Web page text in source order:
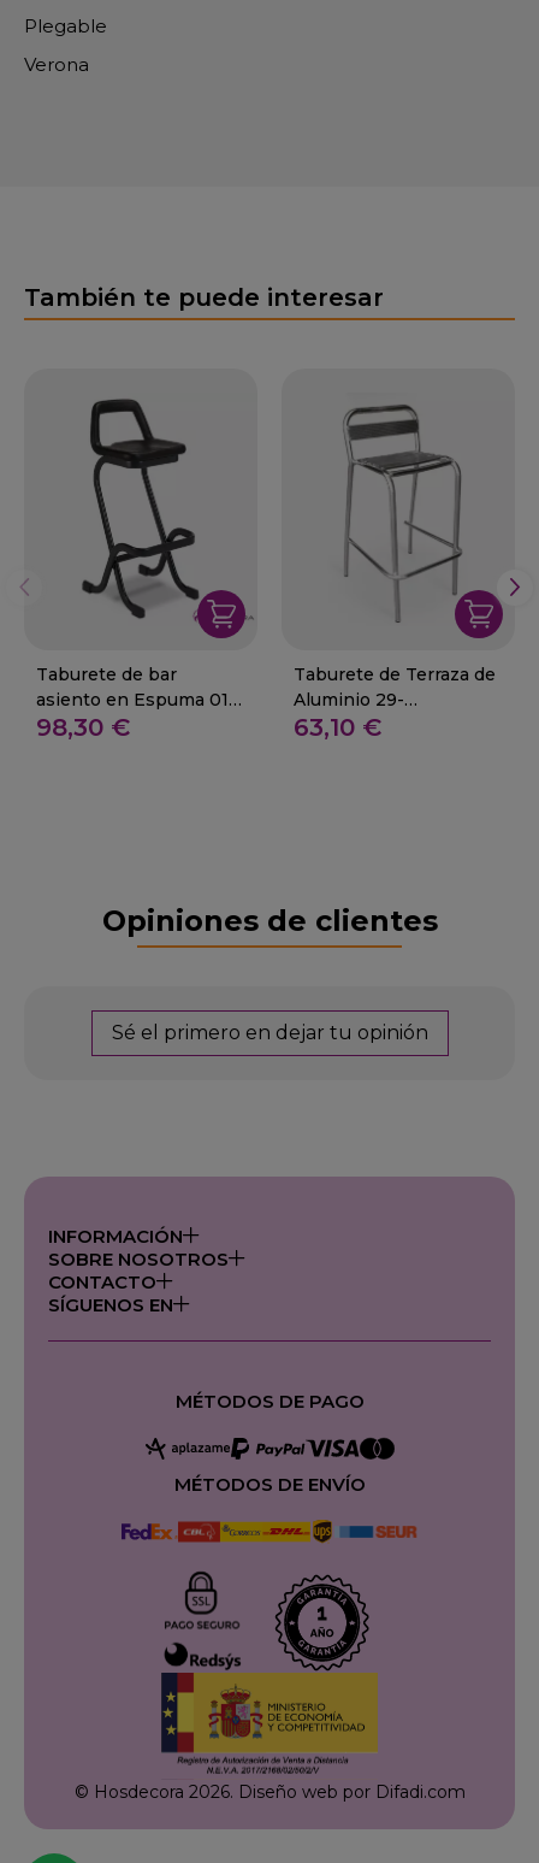
Plegable
Verona
También te puede interesar
Taburete de bar
asiento en Espuma 01-
Larraga
98,30 €
Taburete de Terraza de
Aluminio 29-
CAZALILLA
63,10 €
Opiniones de clientes
Sé el primero en dejar tu opinión
INFORMACIÓN
SOBRE NOSOTROS
CONTACTO
SÍGUENOS EN
MÉTODOS DE PAGO
MÉTODOS DE ENVÍO
© Hosdecora 2026. Diseño web por Difadi.com